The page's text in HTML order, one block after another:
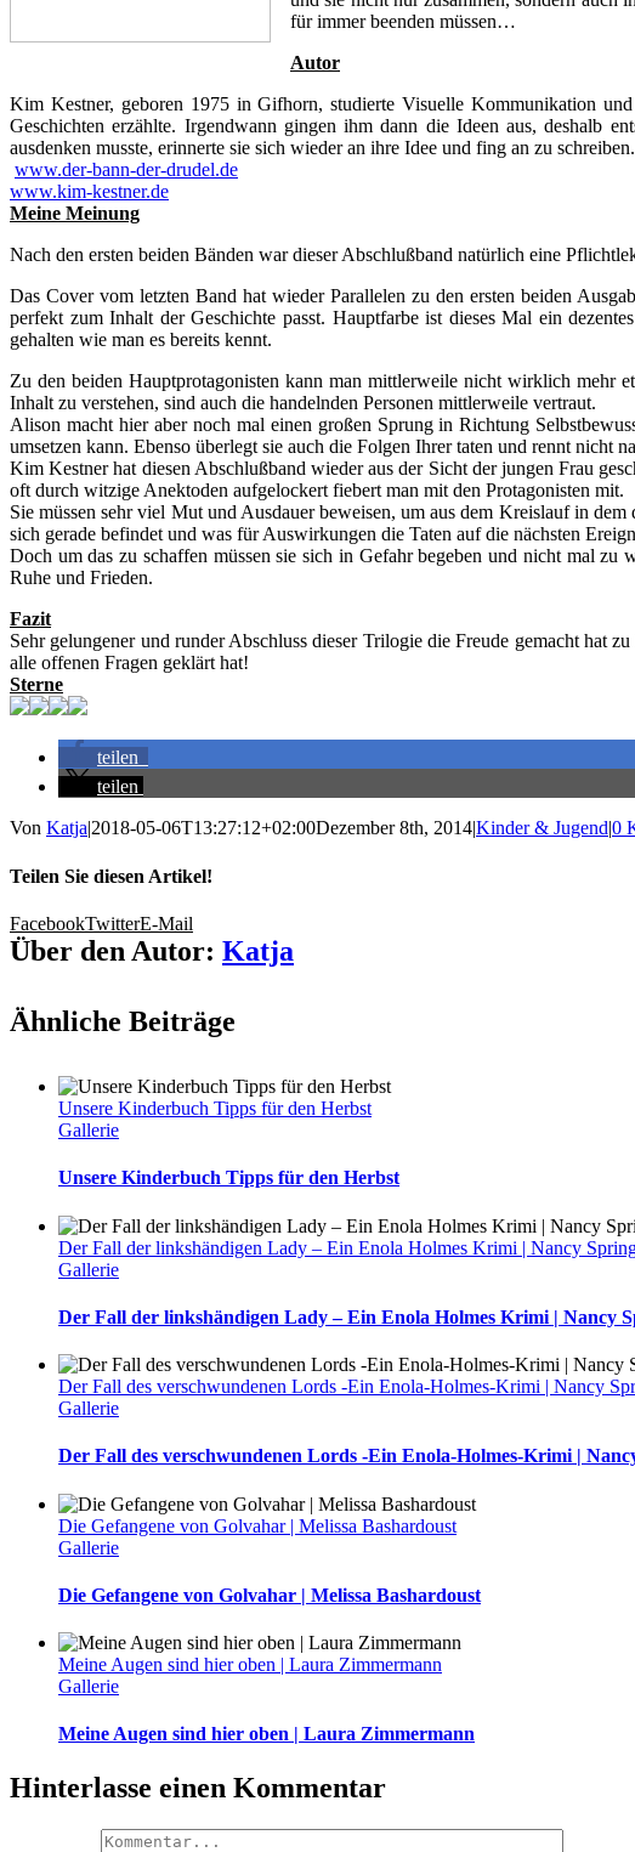
für immer beenden müssen…
Autor
Kim Kestner, geboren 1975 in Gifhorn, studierte Visuelle Kommunikation
Geschichten erzählte. Irgendwann gingen ihm dann die Ideen aus, deshalb
ausdenken musste, erinnerte sie sich wieder an ihre Idee und fing an zu
www.der-bann-der-drudel.de
www.kim-kestner.de
Meine Meinung
Nach den ersten beiden Bänden war dieser Abschlußband natürlich eine
Das Cover vom letzten Band hat wieder Parallelen zu den ersten beiden
perfekt zum Inhalt der Geschichte passt. Hauptfarbe ist dieses Mal ein
gehalten wie man es bereits kennt.
Zu den beiden Hauptprotagonisten kann man mittlerweile nicht wirklich mehr
Inhalt zu verstehen, sind auch die handelnden Personen mittlerweile vertraut.
Alison macht hier aber noch mal einen großen Sprung in Richtung
umsetzen kann. Ebenso überlegt sie auch die Folgen Ihrer taten und rennt nicht
Kim Kestner hat diesen Abschlußband wieder aus der Sicht der jungen Frau
oft durch witzige Anektoden aufgelockert fiebert man mit den Protagonisten mit.
Sie müssen sehr viel Mut und Ausdauer beweisen, um aus dem Kreislauf in
sich gerade befindet und was für Auswirkungen die Taten auf die nächsten
Doch um das zu schaffen müssen sie sich in Gefahr begeben und nicht mal
Ruhe und Frieden.
Fazit
Sehr gelungener und runder Abschluss dieser Trilogie die Freude gemacht hat
alle offenen Fragen geklärt hat!
Sterne
teilen
teilen
Von Katja|2018-05-06T13:27:12+02:00Dezember 8th, 2014|Kinder & Jugend|0
Teilen Sie diesen Artikel!
FacebookTwitterE-Mail
Über den Autor: Katja
Ähnliche Beiträge
Unsere Kinderbuch Tipps für den Herbst
Gallerie
Unsere Kinderbuch Tipps für den Herbst
Der Fall der linkshändigen Lady – Ein Enola Holmes Krimi | Nancy
Gallerie
Der Fall der linkshändigen Lady – Ein Enola Holmes Krimi | Nancy
Der Fall des verschwundenen Lords -Ein Enola-Holmes-Krimi | Nancy
Gallerie
Der Fall des verschwundenen Lords -Ein Enola-Holmes-Krimi |
Die Gefangene von Golvahar | Melissa Bashardoust
Gallerie
Die Gefangene von Golvahar | Melissa Bashardoust
Meine Augen sind hier oben | Laura Zimmermann
Gallerie
Meine Augen sind hier oben | Laura Zimmermann
Hinterlasse einen Kommentar